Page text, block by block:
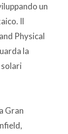
un
Il
Physical
la
Gran